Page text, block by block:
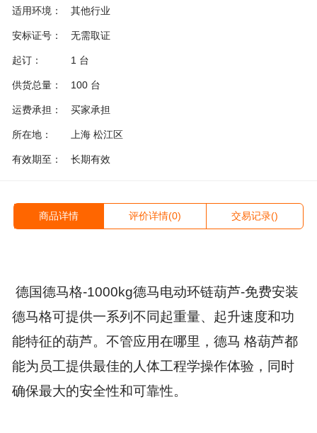
适用环境： 其他行业
安标证号： 无需取证
起订： 1 台
供货总量： 100 台
运费承担： 买家承担
所在地： 上海 松江区
有效期至： 长期有效
商品详情 评价详情(0) 交易记录()
德国德马格-1000kg德马电动环链葫芦-免费安装
德马格可提供一系列不同起重量、起升速度和功
能特征的葫芦。不管应用在哪里，德马 格葫芦都
能为员工提供最佳的人体工程学操作体验，同时
确保最大的安全性和可靠性。